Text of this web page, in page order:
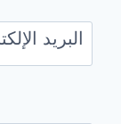
البريد